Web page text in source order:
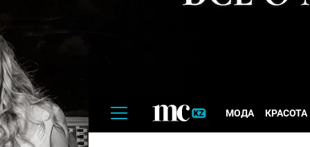
МОДА КРАСОТА